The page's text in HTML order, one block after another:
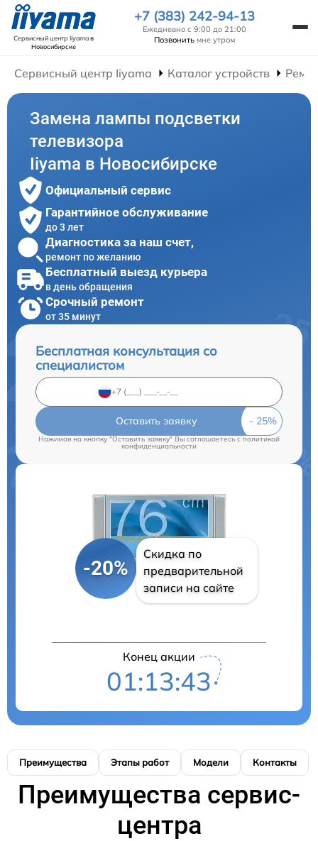
Сервисный центр Iiyamaв
Новосибирске
+7 (383) 242-94-13
Ежедневно с 9:00 до 21:00
Позвонить мне утром
Сервисный центр Iiyama Каталог устройств
Замена лампы подсветки
телевизора
Iiyama в Новосибирске
Официальный сервис
Гарантийное обслуживание
до 3 лет
Диагностика за наш счет,
ремонт по желанию
Бесплатный выезд курьера
в день обращения
Срочный ремонт
от 35 минут
Бесплатная консультация со
специалистом
Оставить заявку
Нажимая на кнопку "Оставить заявку" Вы соглашаетесь cполитикой
конфиденциальности
-20%
Скидка по
предварительной
записи на сайте
Конец акции
01:13:42
Преимущества Этапы работ Модели Контакты
Преимущества сервис-
центра